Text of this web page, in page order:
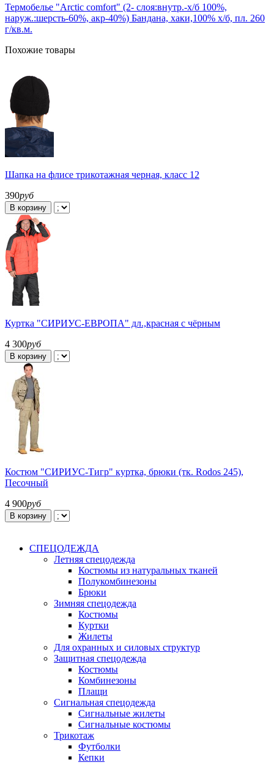
Термобелье "Arctic comfort" (2- слоя:внутр.-х/б 100%,
наруж.:шерсть-60%, акр-40%) Бандана, хаки,100% х/б, пл. 260
г/кв.м.
Похожие товары
Шапка на флисе трикотажная черная, класс 12
390руб
В корзину
Куртка "СИРИУС-ЕВРОПА" дл.,красная с чёрным
4 300руб
В корзину
Костюм "СИРИУС-Тигр" куртка, брюки (тк. Rodos 245),
Песочный
4 900руб
В корзину
СПЕЦОДЕЖДА
Летняя спецодежда
Костюмы из натуральных тканей
Полукомбинезоны
Брюки
Зимняя спецодежда
Костюмы
Куртки
Жилеты
Для охранных и силовых структур
Защитная спецодежда
Костюмы
Комбинезоны
Плащи
Сигнальная спецодежда
Сигнальные жилеты
Сигнальные костюмы
Трикотаж
Футболки
Кепки